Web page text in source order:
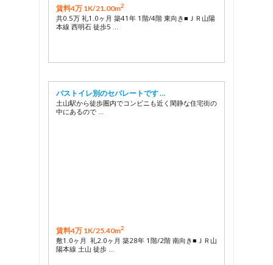
賃料4万 1K/21.00m2
共0.5万 礼1.0ヶ月 築41年 1階/4階 東向き■ＪＲ山陽
本線 西明石 徒歩5 …
バストイレ別のセパレートです …
土山駅から徒歩圏内でコンビニも近く閑静な住宅街の
中にあるので …
賃料4万 1K/25.40m2
敷1.0ヶ月 礼2.0ヶ月 築28年 1階/2階 南向き■ＪＲ山
陽本線 土山 徒歩 …